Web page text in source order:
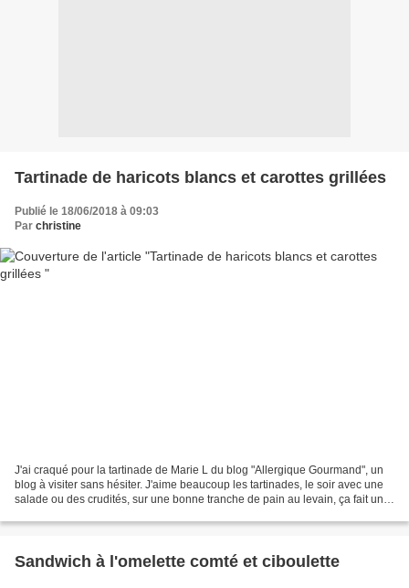
Tartinade de haricots blancs et carottes grillées
Publié le 18/06/2018 à 09:03
Par christine
J'ai craqué pour la tartinade de Marie L du blog "Allergique Gourmand", un
blog à visiter sans hésiter. J'aime beaucoup les tartinades, le soir avec une
salade ou des crudités, sur une bonne tranche de pain au levain, ça fait un
Sandwich à l'omelette comté et ciboulette